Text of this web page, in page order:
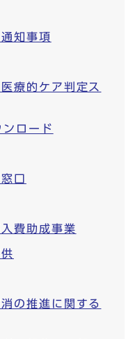
知事項
療的ケア判定ス
ロード
口
費助成事業
の推進に関する